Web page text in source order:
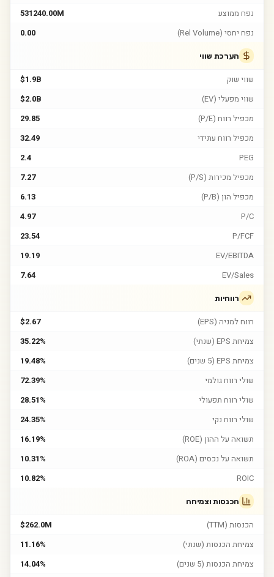
נפח ממוצע
531240.00M
נפח יחסי (Rel Volume)
0.00
הערכת שווי
שווי שוק
$1.9B
שווי מפעלי (EV)
$2.0B
מכפיל רווח (P/E)
29.85
מכפיל רווח עתידי
32.49
PEG
2.4
מכפיל מכירות (P/S)
7.27
מכפיל הון (P/B)
6.13
P/C
4.97
P/FCF
23.54
EV/EBITDA
19.19
EV/Sales
7.64
רווחיות
רווח למניה (EPS)
$2.67
צמיחת EPS (שנתי)
35.22%
צמיחת EPS (5 שנים)
19.48%
שולי רווח גולמי
72.39%
שולי רווח תפעולי
28.51%
שולי רווח נקי
24.35%
תשואה על ההון (ROE)
16.19%
תשואה על נכסים (ROA)
10.31%
ROIC
10.82%
הכנסות וצמיחה
הכנסות (TTM)
$262.0M
צמיחת הכנסות (שנתי)
11.16%
צמיחת הכנסות (5 שנים)
14.04%